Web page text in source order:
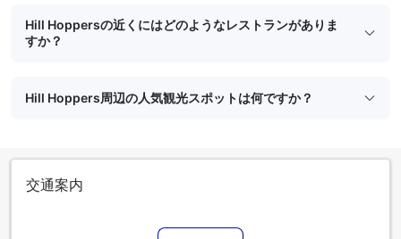
Hill Hoppersの近くにはどのようなレストランがありま
すか？
Hill Hoppers周辺の人気観光スポットは何ですか？
交通案内